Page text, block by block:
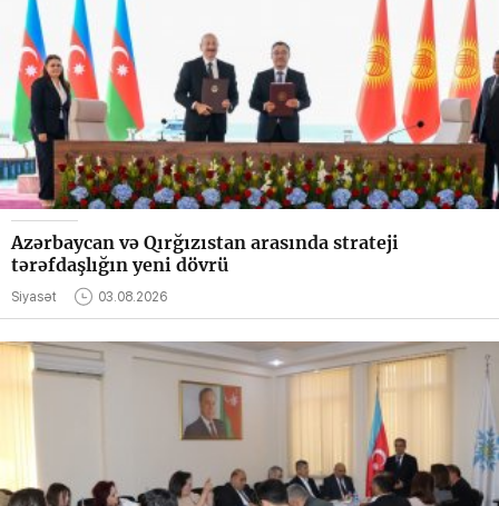
Azərbaycan və Qırğızıstan arasında strateji
tərəfdaşlığın yeni dövrü
Siyasət 03.08.2026